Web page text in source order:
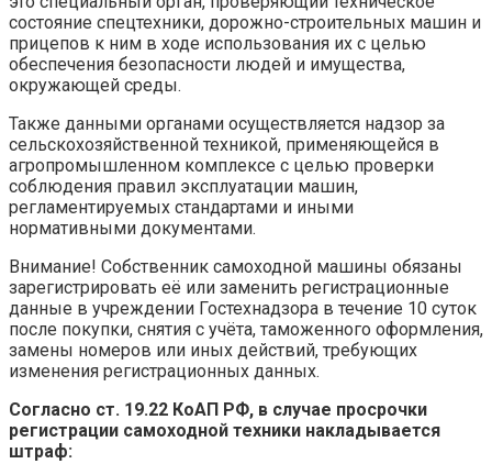
состояние спецтехники, дорожно-строительных машин и
прицепов к ним в ходе использования их с целью
обеспечения безопасности людей и имущества,
окружающей среды.
Также данными органами осуществляется надзор за
сельскохозяйственной техникой, применяющейся в
агропромышленном комплексе с целью проверки
соблюдения правил эксплуатации машин,
регламентируемых стандартами и иными
нормативными документами.
Внимание! Собственник самоходной машины обязаны
зарегистрировать её или заменить регистрационные
данные в учреждении Гостехнадзора в течение 10 суток
после покупки, снятия с учёта, таможенного оформления,
замены номеров или иных действий, требующих
изменения регистрационных данных.
Согласно ст. 19.22 КоАП РФ, в случае просрочки
регистрации самоходной техники накладывается
штраф: